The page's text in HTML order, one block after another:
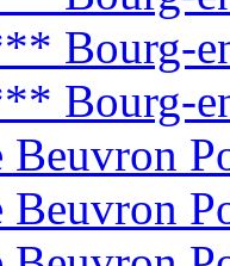
Bourg-
Bourg-
Beuvron
Beuvron